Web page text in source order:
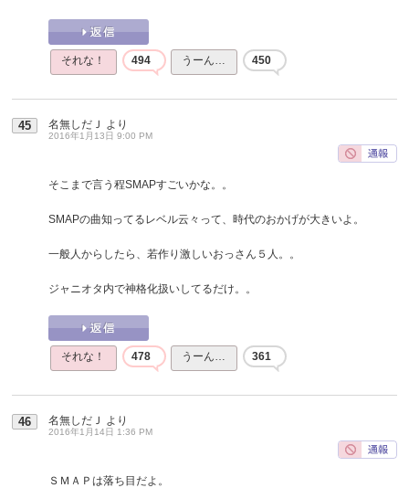
それな！ 494 うーん… 450
45 名無しだＪ より
2016年1月13日 9:00 PM
そこまで言う程SMAPすごいかな。。
SMAPの曲知ってるレベル云々って、時代のおかげが大きいよ。
一般人からしたら、若作り激しいおっさん５人。。
ジャニオタ内で神格化扱いしてるだけ。。
それな！ 478 うーん… 361
46 名無しだＪ より
2016年1月14日 1:36 PM
ＳＭＡＰは落ち目だよ。